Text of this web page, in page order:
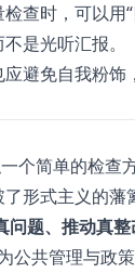
查时，可以用
是光听汇报。
避免自我粉饰
个简单的检查
了形式主义的藩
问题、推动真整
公共管理与政